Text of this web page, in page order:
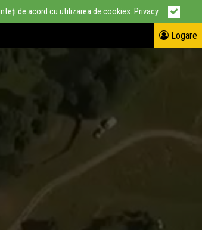
de acord cu utilizarea de cookies. Privacy
Logare